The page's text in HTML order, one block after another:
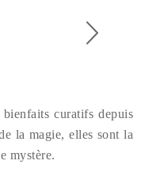
curatifs depuis
la magie, elles sont la
mystère.